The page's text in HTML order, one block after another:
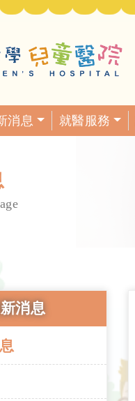
消息
就醫服務
消息